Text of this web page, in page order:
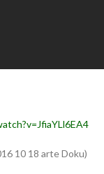
10 18 arte Doku)